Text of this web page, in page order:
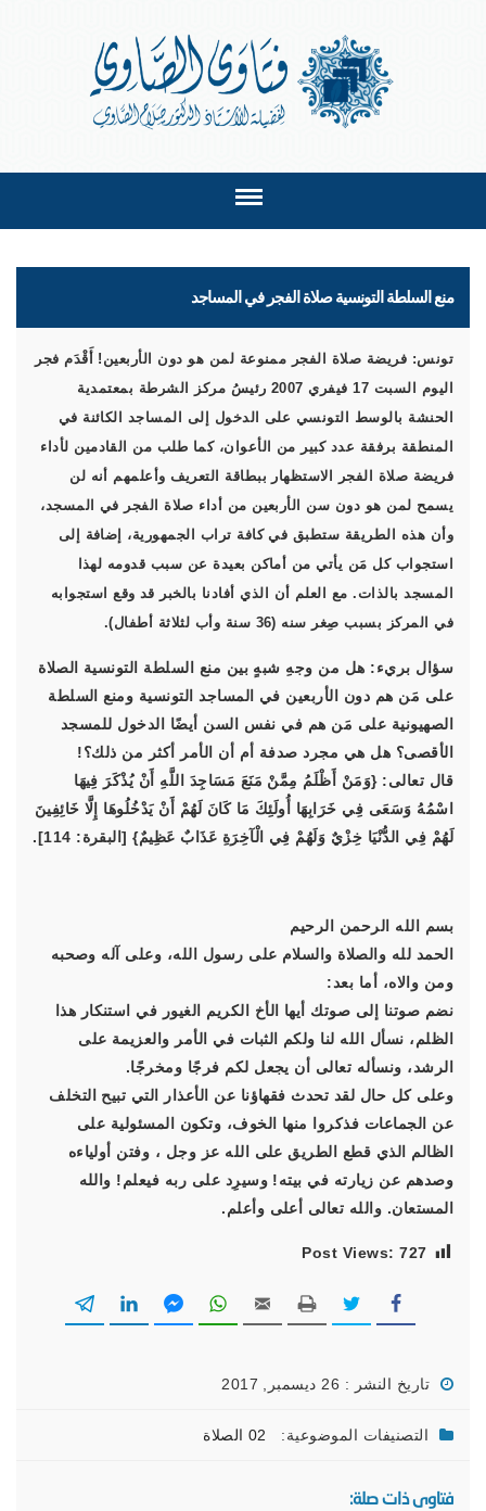
منع السلطة التونسية صلاة الفجر في المساجد
تونس: فريضة صلاة الفجر ممنوعة لمن هو دون الأربعين! أَقْدَم فجر
اليوم السبت 17 فيفري 2007 رئيسُ مركز الشرطة بمعتمدية
الحنشة بالوسط التونسي على الدخول إلى المساجد الكائنة في
المنطقة برفقة عدد كبير من الأعوان، كما طلب من القادمين لأداء
فريضة صلاة الفجر الاستظهار ببطاقة التعريف وأعلمهم أنه لن
يسمح لمن هو دون سن الأربعين من أداء صلاة الفجر في المسجد،
وأن هذه الطريقة ستطبق في كافة تراب الجمهورية، إضافة إلى
استجواب كل مَن يأتي من أماكن بعيدة عن سبب قدومه لهذا
المسجد بالذات. مع العلم أن الذي أفادنا بالخبر قد وقع استجوابه
في المركز بسبب صِغر سنه (36 سنة وأب لثلاثة أطفال).
سؤال بريء: هل من وجهِ شبهٍ بين منع السلطة التونسية الصلاة
على مَن هم دون الأربعين في المساجد التونسية ومنع السلطة
الصهيونية على مَن هم في نفس السن أيضًا الدخول للمسجد
الأقصى؟ هل هي مجرد صدفة أم أن الأمر أكثر من ذلك؟!
قال تعالى: {وَمَنْ أَظْلَمُ مِمَّنْ مَنَعَ مَسَاجِدَ اللَّهِ أَنْ يُذْكَرَ فِيهَا
اسْمُهُ وَسَعَى فِي خَرَابِهَا أُولَئِكَ مَا كَانَ لَهُمْ أَنْ يَدْخُلُوهَا إِلَّا خَائِفِينَ
لَهُمْ فِي الدُّنْيَا خِزْيٌ وَلَهُمْ فِي الْآخِرَةِ عَذَابٌ عَظِيمٌ} [البقرة: 114].
بسم الله الرحمن الرحيم
الحمد لله والصلاة والسلام على رسول الله، وعلى آله وصحبه
ومن والاه، أما بعد:
نضم صوتنا إلى صوتك أيها الأخ الكريم الغيور في استنكار هذا
الظلم، نسأل الله لنا ولكم الثبات في الأمر والعزيمة على
الرشد، ونسأله تعالى أن يجعل لكم فرجًا ومخرجًا.
وعلى كل حال لقد تحدث فقهاؤنا عن الأعذار التي تبيح التخلف
عن الجماعات فذكروا منها الخوف، وتكون المسئولية على
الظالم الذي قطع الطريق على الله عز وجل ، وفتن أولياءه
وصدهم عن زيارته في بيته! وسيرِد على ربه فيعلم! والله
المستعان. والله تعالى أعلى وأعلم.
Post Views: 727
تاريخ النشر : 26 ديسمبر, 2017
التصنيفات الموضوعية: 02 الصلاة
فتاوى ذات صلة: